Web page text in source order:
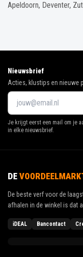
Apeldoorn, Deventer,
Nieuwsbrief
Acties, klustips en nieuwe
Je krijgt eerst een mail om je
in elke nieuwsbrief.
DE
De beste verf voor de
afhalen in de winkel is dat
iDEAL Bancontact